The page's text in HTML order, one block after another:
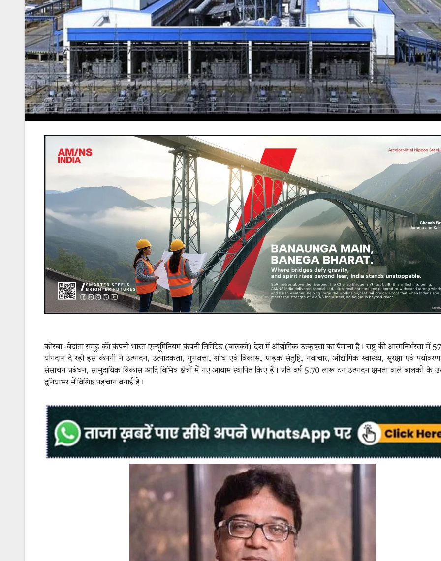
कोरबा:-वेदांता समूह की कंपनी भारत एल्यूमिनियम कंपनी लिमिटेड (बालको) देश में औद्योगिक उत्कृष्टता का पैमाना है। राष्ट्र की आत्मनिर्भरता में 57
योगदान दे रही इस कंपनी ने उत्पादन, उत्पादकता, गुणवत्ता, शोध एवं विकास, ग्राहक संतुष्टि, नवाचार, औद्योगिक स्वास्थ्य, सुरक्षा एवं
संसाधन प्रबंधन, सामुदायिक विकास आदि विभिन्न क्षेत्रों में नए आयाम स्थापित किए हैं। प्रति वर्ष 5.70 लाख टन उत्पादन क्षमता वाले बालको के
दुनियाभर में विशिष्ट पहचान बनाई है।